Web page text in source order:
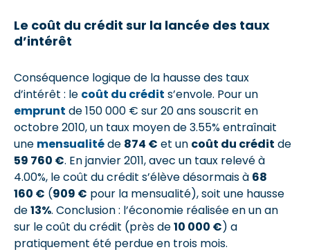
Le coût du crédit sur la lancée des taux
d’intérêt
Conséquence logique de la hausse des taux
d’intérêt : le coût du crédit s’envole. Pour un
emprunt de 150 000 € sur 20 ans souscrit en
octobre 2010, un taux moyen de 3.55% entraînait
une mensualitéde 874 € et un coût du crédit de
59 760 €. En janvier 2011, avec un taux relevé à
4.00%, le coût du crédit s’élève désormais à 68
160 € (909 € pour la mensualité), soit une hausse
de13%. Conclusion : l’économie réalisée en un an
sur le coût du crédit (près de10 000 €) a
pratiquement été perdue en trois mois.